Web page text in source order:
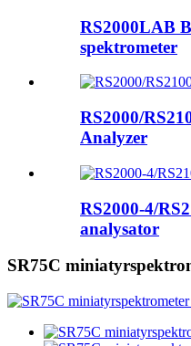
RS2000LAB
spektrometer
RS2000/
Analyzer
RS2000-4/
analysator
SR75C